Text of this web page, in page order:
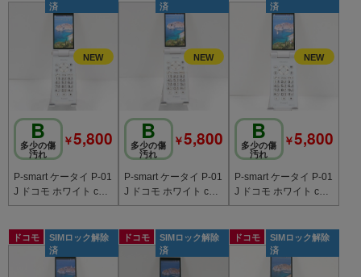
済
B
多少の傷
汚れ
￥5,800
P-smart ケータイ P-01
J ドコモ ホワイト c20
795
済
B
多少の傷
汚れ
￥5,800
P-smart ケータイ P-01
J ドコモ ホワイト c20
789
済
B
多少の傷
汚れ
￥5,800
P-smart ケータイ P-01
J ドコモ ホワイト c20
784
ドコモ
SIMロック解除
済
ドコモ
SIMロック解除
済
ドコモ
SIMロック解除
済